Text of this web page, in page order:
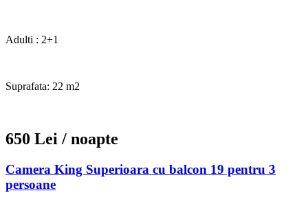
Adulti : 2+1
Suprafata: 22 m2
650 Lei / noapte
Camera King Superioara cu balcon 19 pentru 3
persoane